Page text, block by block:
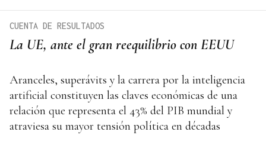
La UE, ante el gran reequilibrio con EEUU
CUENTA DE RESULTADOS
Aranceles, superávits y la carrera por la inteligencia
artificial constituyen las claves económicas de una
relación que representa el 43% del PIB mundial y
atraviesa su mayor tensión política en décadas